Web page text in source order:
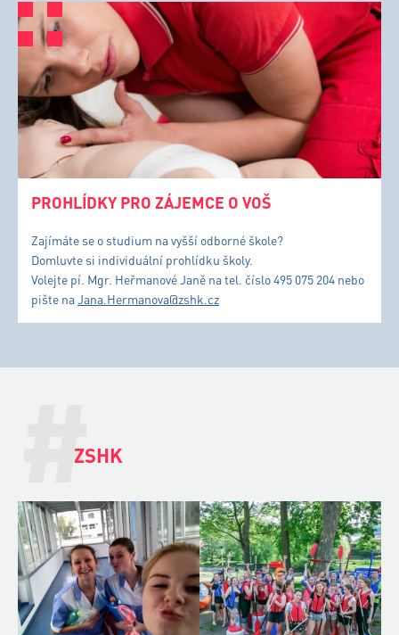
PROHLÍDKY PRO ZÁJEMCE O VOŠ
Zajímáte se o studium na vyšší odborné škole?
Domluvte si individuální prohlídku školy.
Volejte pí. Mgr. Heřmanové Janě na tel. číslo 495 075 204 nebo
pište naJana.Hermanova@zshk.cz
#
ZSHK